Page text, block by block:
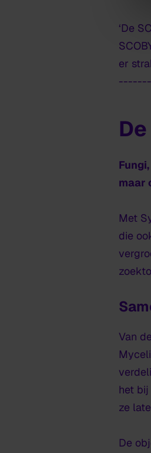
‘De
er
maar
Met
die
Van
het
ze
De